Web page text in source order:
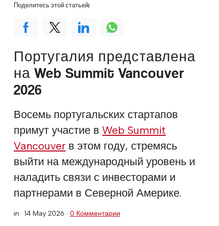
Португалия представлена
на Web Summit Vancouver
2026
Восемь португальских стартапов
примут участие в Web Summit
Vancouver в этом году, стремясь
выйти на международный уровень и
наладить связи с инвесторами и
партнерами в Северной Америке.
in · 14 May 2026 · 0 Комментарии
Поделитесь этой статьей: